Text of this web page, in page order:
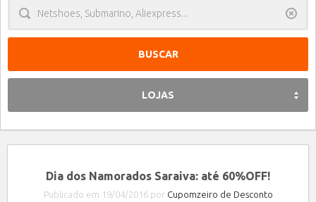
LOJAS
Dia dos Namorados Saraiva: até 60%OFF!
Publicado em 19/04/2016 por Cupomzeiro de Desconto